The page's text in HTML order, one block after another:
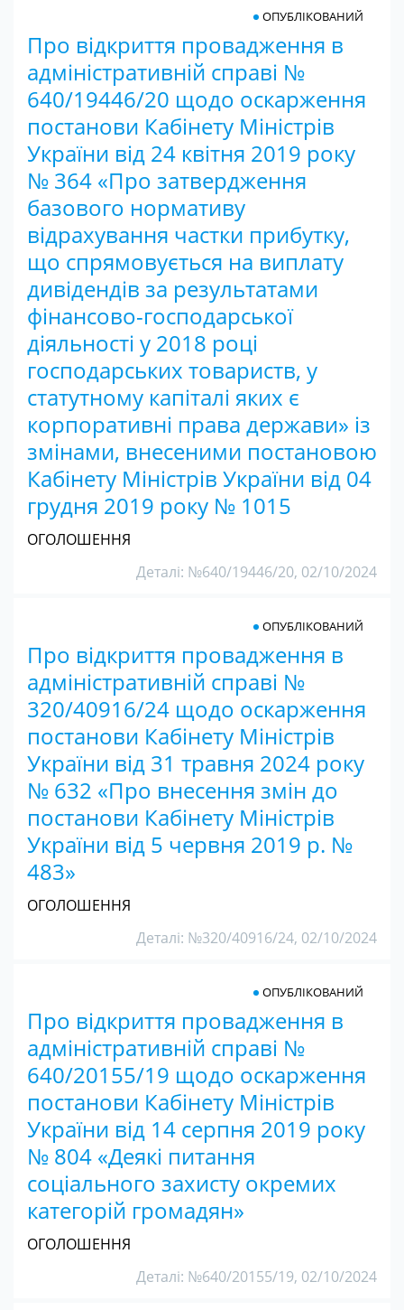
Про відкриття провадження в
адміністративній справі №
640/19446/20 щодо оскарження
постанови Кабінету Міністрів
України від 24 квітня 2019 року
№ 364 «Про затвердження
базового нормативу
відрахування частки прибутку,
що спрямовується на виплату
дивідендів за результатами
фінансово-господарської
діяльності у 2018 році
господарських товариств, у
статутному капіталі яких є
корпоративні права держави» із
змінами, внесеними постановою
Кабінету Міністрів України від 04
грудня 2019 року № 1015
ОПУБЛІКОВАНИЙ
ОГОЛОШЕННЯ
Деталі: №640/19446/20, 02/10/2024
Про відкриття провадження в
адміністративній справі №
320/40916/24 щодо оскарження
постанови Кабінету Міністрів
України від 31 травня 2024 року
№ 632 «Про внесення змін до
постанови Кабінету Міністрів
України від 5 червня 2019 р. №
483»
ОПУБЛІКОВАНИЙ
ОГОЛОШЕННЯ
Деталі: №320/40916/24, 02/10/2024
Про відкриття провадження в
адміністративній справі №
640/20155/19 щодо оскарження
постанови Кабінету Міністрів
України від 14 серпня 2019 року
№ 804 «Деякі питання
соціального захисту окремих
категорій громадян»
ОПУБЛІКОВАНИЙ
ОГОЛОШЕННЯ
Деталі: №640/20155/19, 02/10/2024